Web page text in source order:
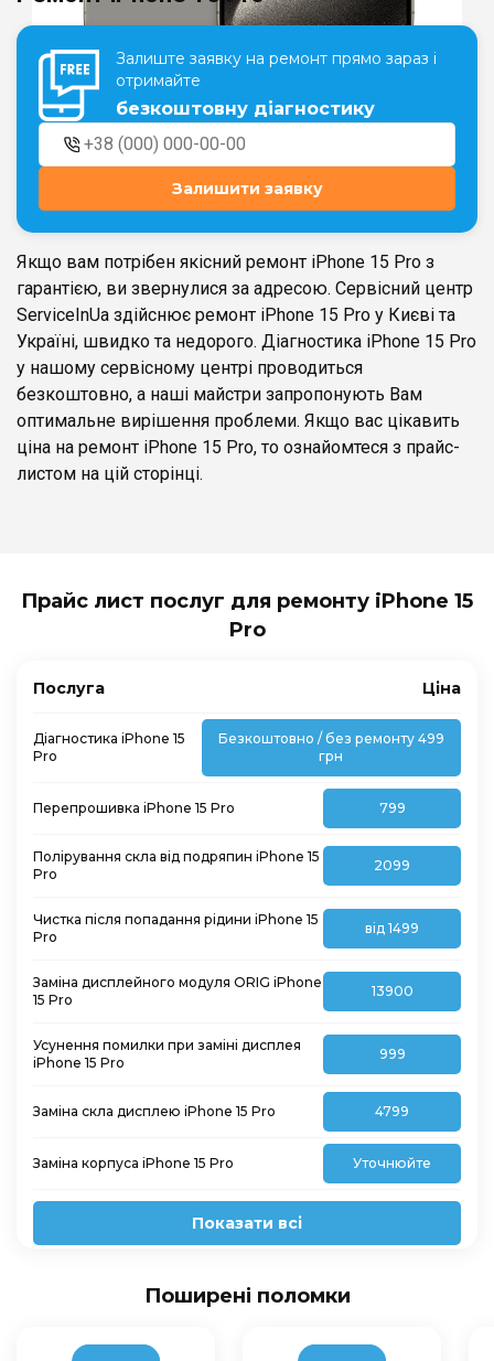
Театральна
м. Київ, вул. Хрещатик 44-A м. Київ, вул. Анни Ахматової, 30
Оболонь
м. Київ, ТЦ LAKE PLAZA, вул. Героїв
полку “Азов”, 12
Дарниця
м. Київ, Комфорт Таун, вул.
Березнева, 16, корпус 3
RU
Залиште заявку на ремонт прямо зараз і
отримайте
безкоштовну діагностику
Залишити заявку
Якщо вам потрібен якісний ремонт iPhone 15 Pro з
гарантією, ви звернулися за адресою. Сервісний центр
ServiceInUa здійснює ремонт iPhone 15 Pro у Києві та
Україні, швидко та недорого. Діагностика iPhone 15 Pro
у нашому сервісному центрі проводиться
безкоштовно, а наші майстри запропонують Вам
оптимальне вирішення проблеми. Якщо вас цікавить
ціна на ремонт iPhone 15 Pro, то ознайомтеся з прайс-
листом на цій сторінці.
Прайс лист послуг для ремонту iPhone 15
Pro
Послуга Ціна
Діагностика iPhone 15
Pro
Безкоштовно / без ремонту 499
грн
Перепрошивка iPhone 15 Pro 799
Полірування скла від подряпин iPhone 15
Pro
2099
Чистка після попадання рідини iPhone 15
Pro
від 1499
Заміна дисплейного модуля ORIG iPhone
15 Pro
13900
Усунення помилки при заміні дисплея
iPhone 15 Pro
999
Заміна скла дисплею iPhone 15 Pro 4799
Заміна корпуса iPhone 15 Pro Уточнюйте
Показати всі
Поширені поломки